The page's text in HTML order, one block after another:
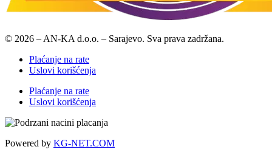
© 2026 – AN-KA d.o.o. – Sarajevo. Sva prava zadržana.
Plaćanje na rate
Uslovi korišćenja
Plaćanje na rate
Uslovi korišćenja
Powered by KG-NET.COM